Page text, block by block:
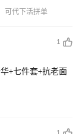
可代下活拼单
1
+七件套+抗老面
1